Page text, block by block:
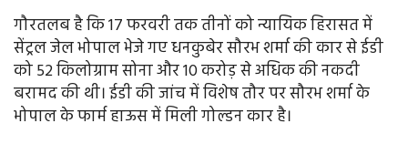
गौरतलब है कि 17 फरवरी तक तीनों को न्यायिक हिरासत में
सेंट्रल जेल भोपाल भेजे गए धनकुबेर सौरभ शर्मा की कार से ईडी
को 52 किलोग्राम सोना और 10 करोड़ से अधिक की नकदी
बरामद की थी। ईडी की जांच में विशेष तौर पर सौरभ शर्मा के
भोपाल के फार्म हाऊस में मिली गोल्डन कार है।